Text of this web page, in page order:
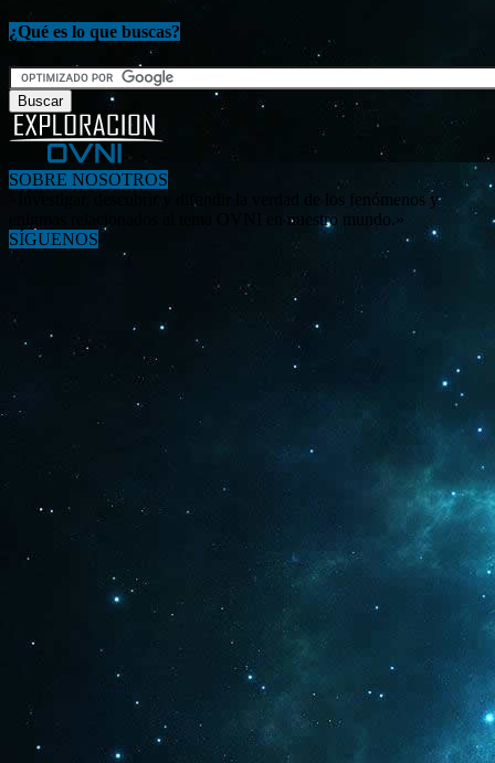
¿Qué es lo que buscas?
SOBRE NOSOTROS
«Investigar, descubrir y difundir la verdad de los fenómenos y
enigmas relacionados al tema OVNI en nuestro mundo.»
SÍGUENOS